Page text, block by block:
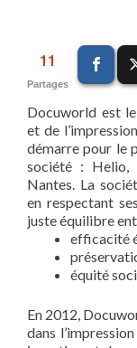
11
Partages
Docuworld est
et de
démarre pour le
société : Helio,
Nantes. La
en respectant
juste équilibre
efficacité
équité
En 2012,
dans